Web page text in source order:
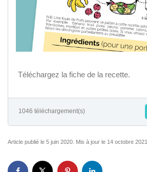
Téléchargez la fiche de la recette.
1046 téléchargement(s)
Article publié le 5 juin 2020. Mis à jour le 14 octobre 2021.